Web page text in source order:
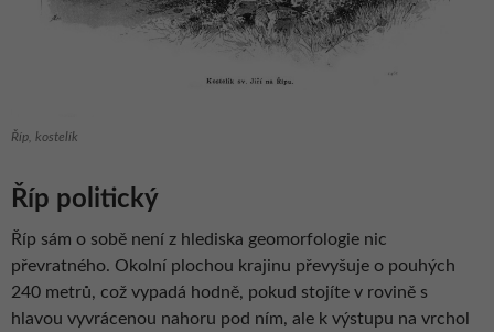
Říp, kostelík
Říp politický
Říp sám o sobě není z hlediska geomorfologie nic
převratného. Okolní plochou krajinu převyšuje o pouhých
240 metrů, což vypadá hodně, pokud stojíte v rovině s
hlavou vyvrácenou nahoru pod ním, ale k výstupu na vrchol